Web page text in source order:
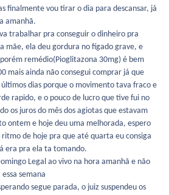
finalmente vou tirar o dia para descansar, já
amanhã.
trabalhar pra conseguir o dinheiro pra
mãe, ela deu gordura no fígado grave, e
remédio(Pioglitazona 30mg) é bem
mais ainda não consegui comprar já que
dias porque o movimento tava fraco e
rapido, e o pouco de lucro que tive fui no
os juros do mês dos agiotas que estavam
ontem e hoje deu uma melhorada, espero
de hoje pra que até quarta eu consiga
era pra ela ta tomando.
Legal ao vivo na hora amanhã e não
semana
segue parada, o juiz suspendeu os